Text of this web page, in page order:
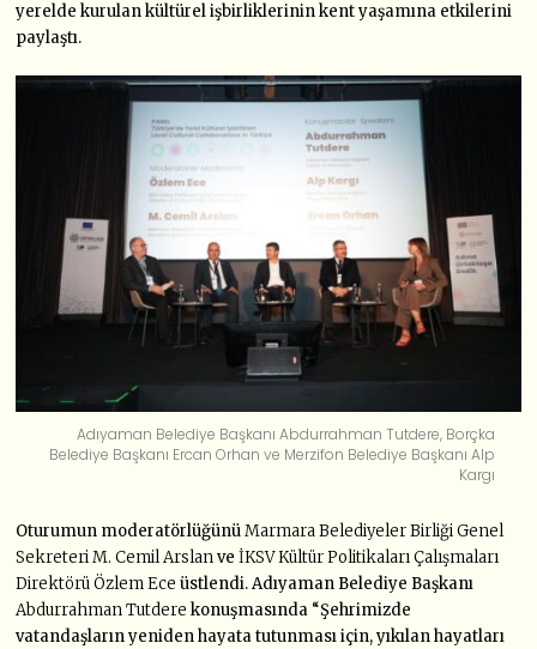
yerelde kurulan kültürel işbirliklerinin kent yaşamına etkilerini
paylaştı.
Adıyaman Belediye Başkanı Abdurrahman Tutdere, Borçka
Belediye Başkanı Ercan Orhan ve Merzifon Belediye Başkanı Alp
Kargı
Oturumun moderatörlüğünüMarmara Belediyeler Birliği Genel
Sekreteri M. Cemil ArslanveİKSV Kültür Politikaları Çalışmaları
Direktörü Özlem Eceüstlendi. Adıyaman Belediye Başkanı
Abdurrahman Tutderekonuşmasında “Şehrimizde
vatandaşların yeniden hayata tutunması için, yıkılan hayatları